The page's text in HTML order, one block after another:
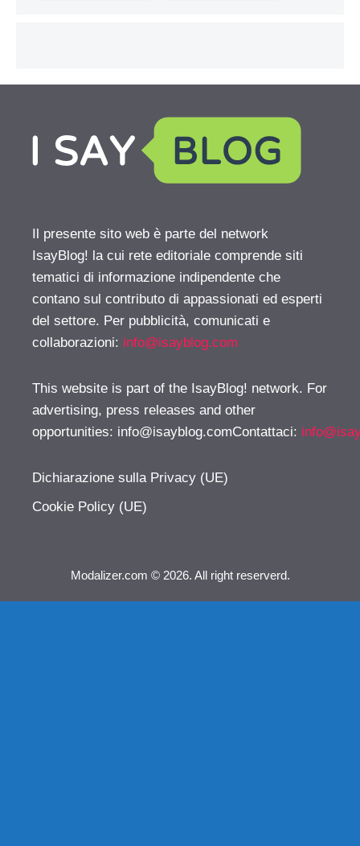
Il presente sito web è parte del network
IsayBlog! la cui rete editoriale comprende siti
tematici di informazione indipendente che
contano sul contributo di appassionati ed esperti
del settore. Per pubblicità, comunicati e
collaborazioni: info@isayblog.com
This website is part of the IsayBlog! network. For
advertising, press releases and other
opportunities: info@isayblog.comContattaci:
Dichiarazione sulla Privacy (UE)
Cookie Policy (UE)
Modalizer.com © 2026. All right reserverd.